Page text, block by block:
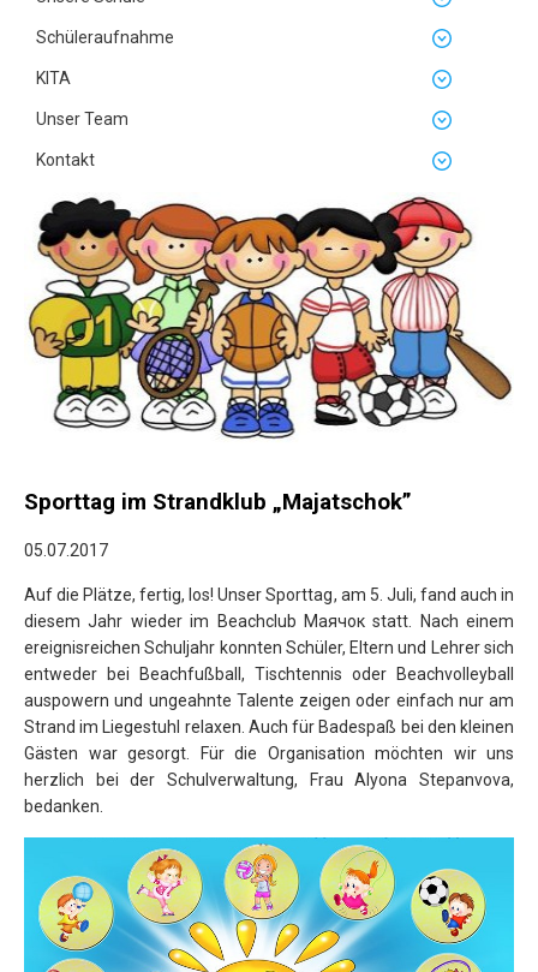
Schüleraufnahme
KITA
Unser Team
Kontakt
Sporttag im Strandklub „Majatschok”
05.07.2017
Auf die Plätze, fertig, los! Unser Sporttag, am 5. Juli, fand auch in
diesem Jahr wieder im Beachclub Маячок statt.
Nach einem
ereignisreichen Schuljahr konnten Schüler, Eltern und Lehrer sich
entweder bei Beachfußball, Tischtennis oder Beachvolleyball
auspowern und ungeahnte Talente zeigen oder einfach nur am
Strand im Liegestuhl relaxen. Auch für Badespaß bei den kleinen
Gästen war gesorgt. Für die Organisation möchten wir uns
herzlich bei der Schulverwaltung, Frau Alyona Stepanvova,
bedanken.